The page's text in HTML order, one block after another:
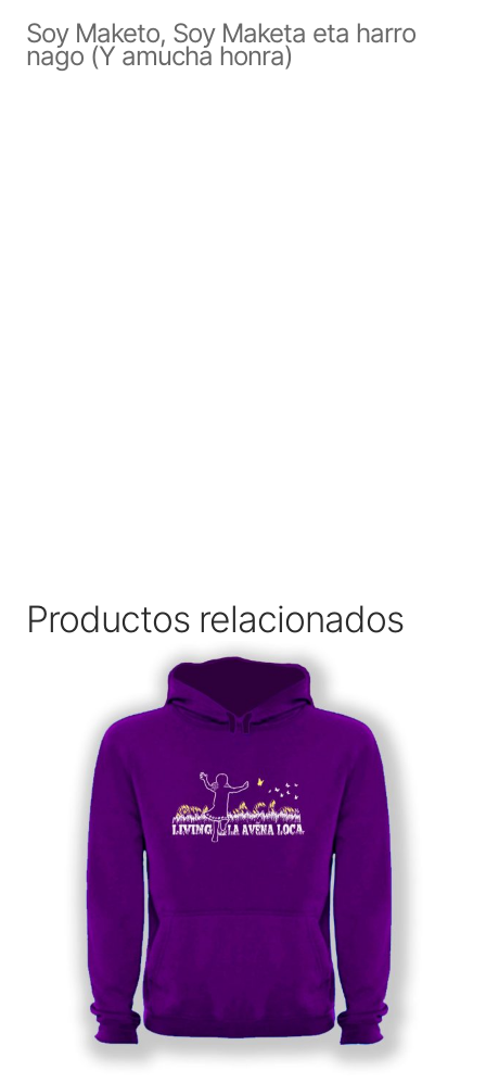
Soy Maketo, Soy Maketa eta harro
nago (Y amucha honra)
Productos relacionados